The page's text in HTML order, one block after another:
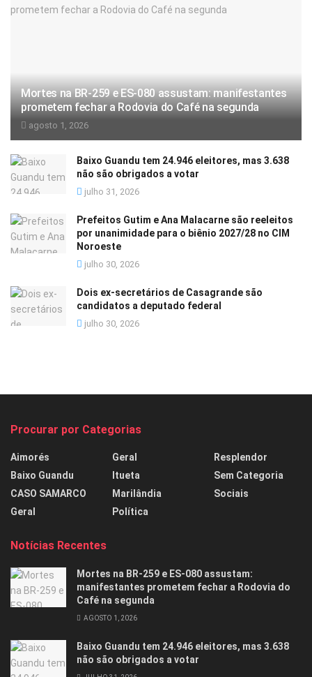
Mortes na BR-259 e ES-080 assustam: manifestantes
prometem fechar a Rodovia do Café na segunda
agosto 1, 2026
Baixo Guandu tem 24.946 eleitores, mas 3.638
não são obrigados a votar
julho 31, 2026
Prefeitos Gutim e Ana Malacarne são reeleitos
por unanimidade para o biênio 2027/28 no CIM
Noroeste
julho 30, 2026
Dois ex-secretários de Casagrande são
candidatos a deputado federal
julho 30, 2026
Procurar por Categorias
Aimorés
Baixo Guandu
CASO SAMARCO
Geral
Geral
Itueta
Marilândia
Política
Resplendor
Sem Categoria
Sociais
Notícias Recentes
Mortes na BR-259 e ES-080 assustam:
manifestantes prometem fechar a Rodovia do
Café na segunda
AGOSTO 1, 2026
Baixo Guandu tem 24.946 eleitores, mas 3.638
não são obrigados a votar